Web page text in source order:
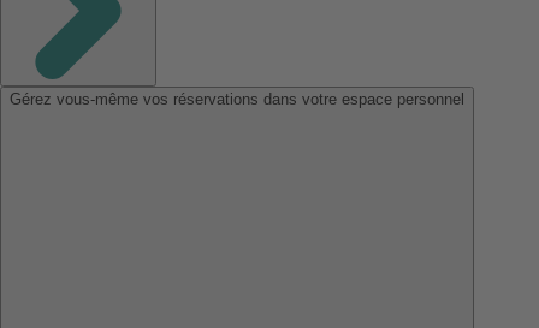
Gérez vous-même vos réservations dans votre espace personnel